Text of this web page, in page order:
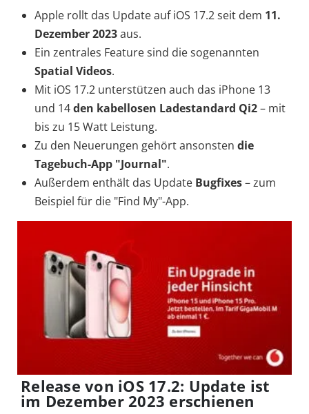
Apple rollt das Update auf iOS 17.2 seit dem 11.
Dezember 2023aus.
Ein zentrales Feature sind die sogenannten
Spatial Videos.
Mit iOS 17.2 unterstützen auch das iPhone 13
und 14den kabellosen Ladestandard Qi2– mit
bis zu 15 Watt Leistung.
Zu den Neuerungen gehört ansonsten die
Tagebuch-App "Journal".
Außerdem enthält das Update Bugfixes– zum
Beispiel für die "Find My"-App.
Release von iOS 17.2: Update ist
im Dezember 2023 erschienen